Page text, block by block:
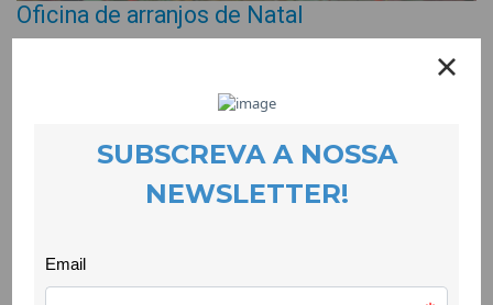
Oficina de arranjos de Natal
da Mala, desta vez sobre arranjos de Natal. A oficina,
dinamizada pelo Sérgio Novo, revelou extraordinárias